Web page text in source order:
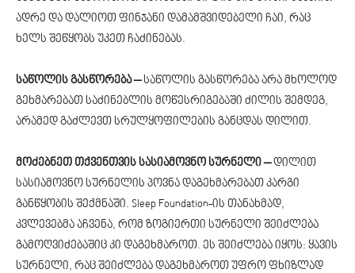
ადრე და დალიოთ ფინჯანი დამამშვიდებელი ჩაი, რაც
ხელს შეწყობს უკეთ ჩაძინებას.
საწოლის გასწორება –საწოლის გასწორება არა მხოლოდ
გეხმარებათ საძინებლის მოწესრიგებაში ძილის შემდეგ,
არამედ გაძლევთ სრულყოფილების განცდას დილით.
მოძებნეთ თქვენთვის სასიამოვნო სურნელი –დილით
სასიამოვნო სურნელის პოვნა დაგეხმარებათ კარგი
განწყობის შექმნაში. Sleep Foundation-ის თანახმად,
კვლევებმა აჩვენა, რომ ზოგიერთი სურნელი შეიძლება
გამოღვიძებაშიც კი დაგეხმაროთ. ეს შეიძლება იყოს: ყავის
სურნელი, რაც შეიძლება დაგეხმაროთ უფრო ფხიზლად